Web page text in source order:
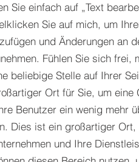
Sie einfach auf „Text
Sie auf mich, um
und Änderungen an
Fühlen Sie sich frei,
beliebige Stelle auf Ihrer
Ort für Sie, um eine
Benutzer ein wenig mehr
Dies ist ein großartiger Ort,
und Ihre